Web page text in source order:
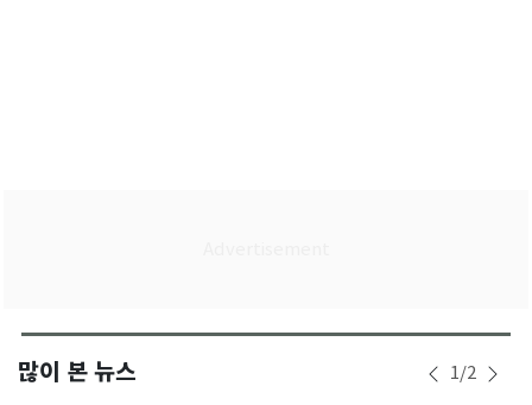
많이 본 뉴스 1/2